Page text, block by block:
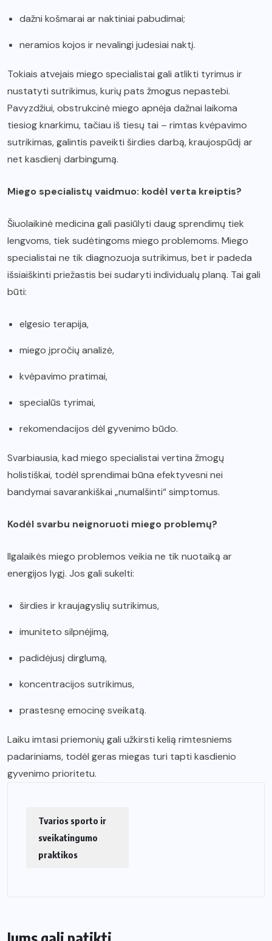
dažni košmarai ar naktiniai pabudimai;
neramios kojos ir nevalingi judesiai naktį.
Tokiais atvejais miego specialistai gali atlikti tyrimus ir
nustatyti sutrikimus, kurių pats žmogus nepastebi.
Pavyzdžiui, obstrukcinė miego apnėja dažnai laikoma
tiesiog knarkimu, tačiau iš tiesų tai – rimtas kvėpavimo
sutrikimas, galintis paveikti širdies darbą, kraujospūdį ar
net kasdienį darbingumą.
Miego specialistų vaidmuo: kodėl verta kreiptis?
Šiuolaikinė medicina gali pasiūlyti daug sprendimų tiek
lengvoms, tiek sudėtingoms miego problemoms. Miego
specialistai ne tik diagnozuoja sutrikimus, bet ir padeda
išsiaiškinti priežastis bei sudaryti individualų planą. Tai gali
būti:
elgesio terapija,
miego įpročių analizė,
kvėpavimo pratimai,
specialūs tyrimai,
rekomendacijos dėl gyvenimo būdo.
Svarbiausia, kad miego specialistai vertina žmogų
holistiškai, todėl sprendimai būna efektyvesni nei
bandymai savarankiškai „numalšinti“ simptomus.
Kodėl svarbu neignoruoti miego problemų?
Ilgalaikės miego problemos veikia ne tik nuotaiką ar
energijos lygį. Jos gali sukelti:
širdies ir kraujagyslių sutrikimus,
imuniteto silpnėjimą,
padidėjusį dirglumą,
koncentracijos sutrikimus,
prastesnę emocinę sveikatą.
Laiku imtasi priemonių gali užkirsti kelią rimtesniems
padariniams, todėl geras miegas turi tapti kasdienio
gyvenimo prioritetu.
Tvarios sporto ir
sveikatingumo
praktikos